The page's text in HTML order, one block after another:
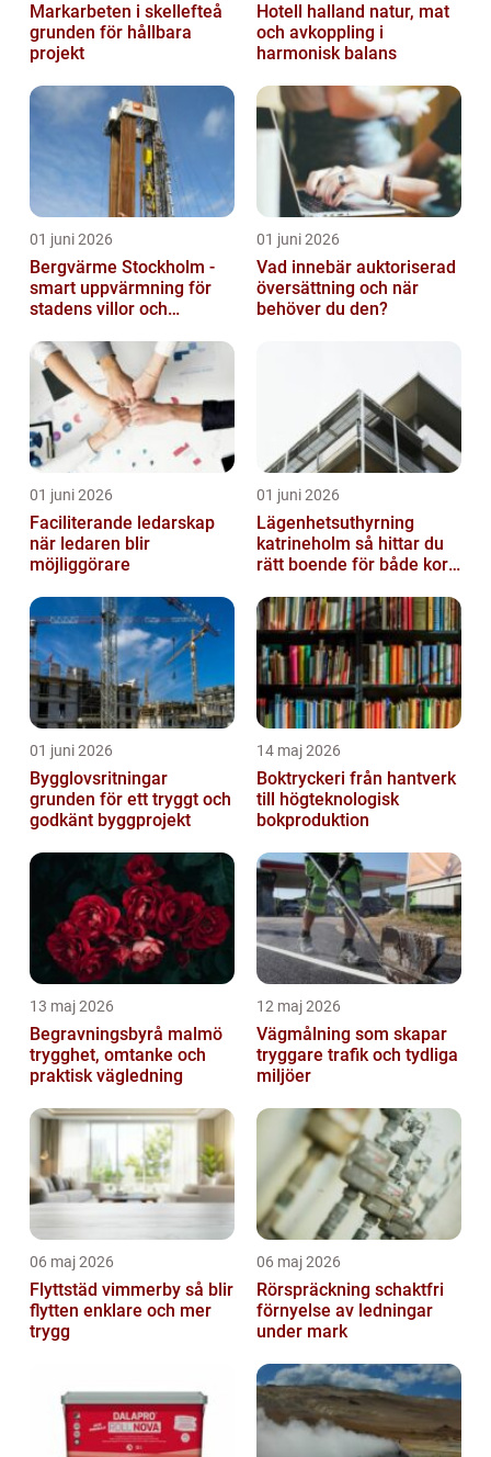
Markarbeten i skellefteå
grunden för hållbara
projekt
Hotell halland natur, mat
och avkoppling i
harmonisk balans
01 juni 2026
Bergvärme Stockholm -
smart uppvärmning för
stadens villor och
01 juni 2026
Vad innebär auktoriserad
översättning och när
behöver du den?
01 juni 2026
Faciliterande ledarskap
när ledaren blir
möjliggörare
01 juni 2026
Lägenhetsuthyrning
katrineholm så hittar du
rätt boende för både kort
01 juni 2026
Bygglovsritningar
grunden för ett tryggt och
godkänt byggprojekt
14 maj 2026
Boktryckeri från hantverk
till högteknologisk
bokproduktion
13 maj 2026
Begravningsbyrå malmö
trygghet, omtanke och
praktisk vägledning
12 maj 2026
Vägmålning som skapar
tryggare trafik och tydliga
miljöer
06 maj 2026
Flyttstäd vimmerby så blir
flytten enklare och mer
trygg
06 maj 2026
Rörspräckning schaktfri
förnyelse av ledningar
under mark